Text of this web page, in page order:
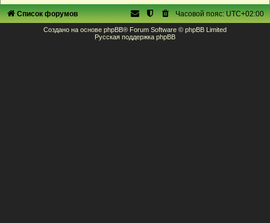
Список форумов Часовой пояс:UTC+02:00
Создано на основе phpBB® Forum Software © phpBB Limited
Русская поддержка phpBB